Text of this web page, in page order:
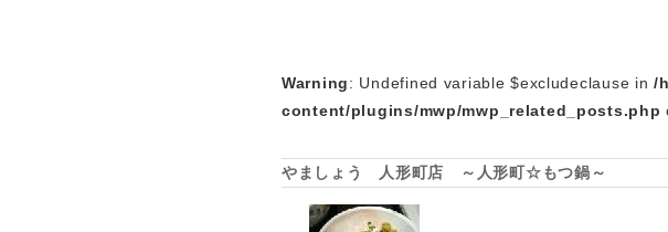
Warning: Undefined variable $excludeclause in/
content/plugins/mwp/mwp_related_posts.php
やましょう 人形町店 ～人形町☆もつ鍋～